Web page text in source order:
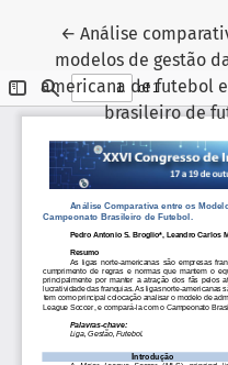
←Voltar aos
Análise
modelos de gestão
americana de futebol
brasileiro de